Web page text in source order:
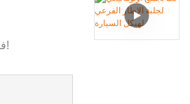
فقط اترك بريدك الإلكتروني أو رقم هاتفك في نموذج الاتصال حتى نتمكن من إرسال عرض أسعار مجاني لنا لمجموعة واسعة من التصاميم!